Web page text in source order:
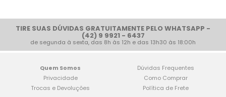
TIRE SUAS DÚVIDAS GRATUITAMENTE PELO WHATSAPP -
(42) 9 9921 - 6437
de segunda à sexta, das 8h às 12h e das 13h30 às 18:00h
Quem Somos
Privacidade
Trocas e Devoluções
Dúvidas Frequentes
Como Comprar
Política de Frete